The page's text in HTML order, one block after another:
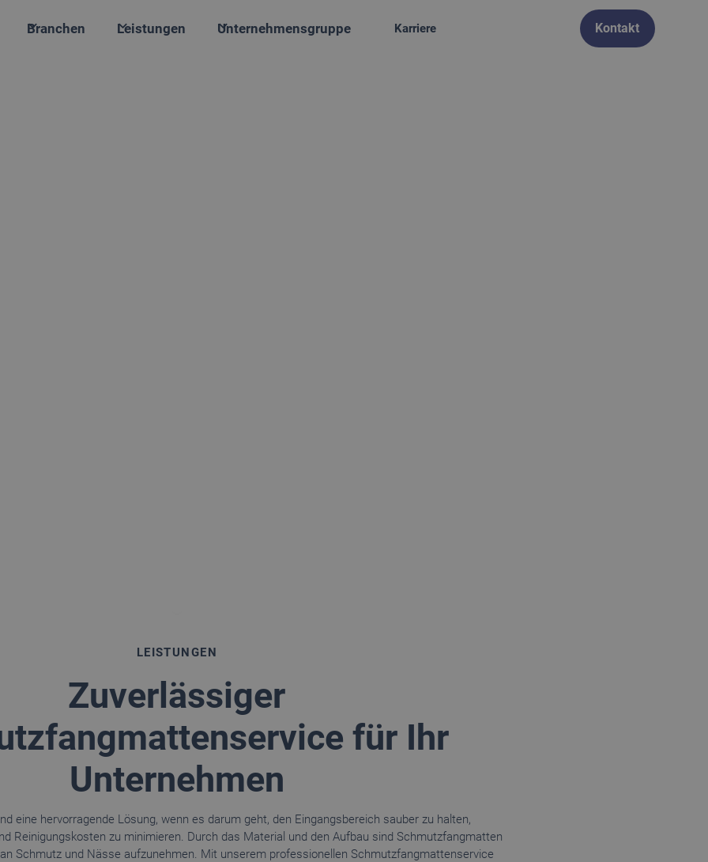
Branchen Leistungen Unternehmensgruppe Karriere Kontakt
LEISTUNGEN
Zuverlässiger
für Ihr
Unternehmen
eine hervorragende Lösung, wenn es darum geht, den Eingangsbereich sauber zu halten,
Reinigungskosten zu minimieren. Durch das Material und den Aufbau sind Schmutzfangmatten
Schmutz und Nässe aufzunehmen. Mit unserem professionellen Schmutzfangmattenservice